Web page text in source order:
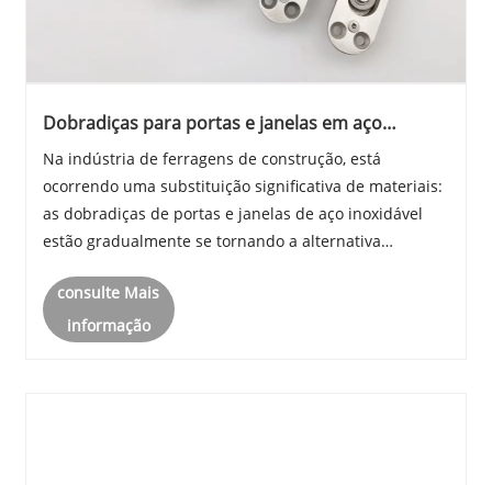
Dobradiças para portas e janelas em aço
ferragens para construção
Na indústria de ferragens de construção, está
ocorrendo uma substituição significativa de materiais:
as dobradiças de portas e janelas de aço inoxidável
estão gradualmente se tornando a alternativa
ao seu excelente desempenho.
consulte Mais
informação